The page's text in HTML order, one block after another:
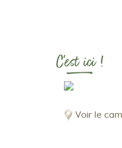
C'est ici !
Voir le